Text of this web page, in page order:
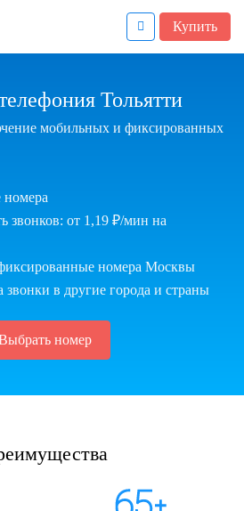
Купить
Тольятти
мобильных и фиксированных
звонков: от 1,19 ₽/мин на
номера Москвы
в другие города и страны
номер